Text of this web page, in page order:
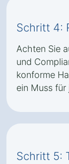
Schritt 4:
Achten Sie
und
konforme
ein Muss
Schritt 5: